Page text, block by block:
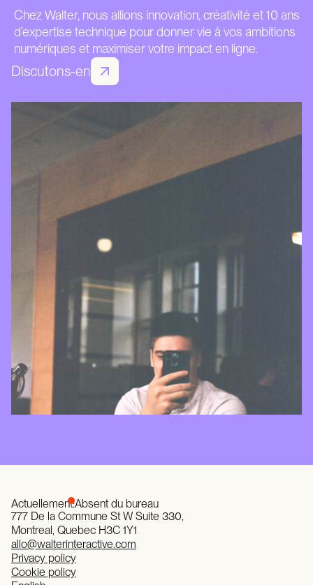
Chez Walter, nous allions innovation, créativité et 10 ans
d’expertise technique pour donner vie à vos ambitions
numériques et maximiser votre impact en ligne.
Discutons-en
Actuellement:Absent du bureau
777 De la Commune St W Suite 330,
Montreal, Quebec H3C 1Y1
allo@walterinteractive.com
Privacy policy
Cookie policy